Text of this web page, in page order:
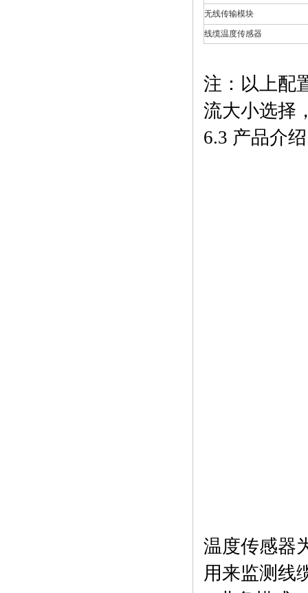
无线传输模块
线缆温度传感器
注：以上配
流大小选择
6.3 产品介绍
温度传感器
用来监测线